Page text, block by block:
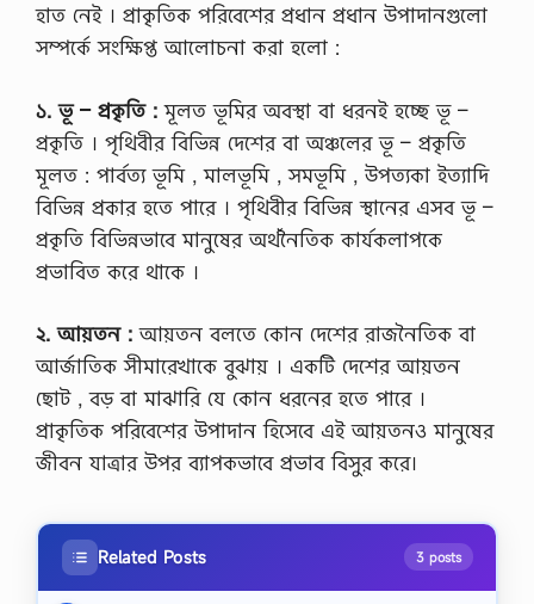
হাত নেই । প্রাকৃতিক পরিবেশের প্রধান প্রধান উপাদানগুলাে
সম্পর্কে সংক্ষিপ্ত আলােচনা করা হলাে :
১. ভূ – প্রকৃতি : মূলত ভূমির অবস্থা বা ধরনই হচ্ছে ভূ –
প্রকৃতি । পৃথিবীর বিভিন্ন দেশের বা অঞ্চলের ভূ – প্রকৃতি
মূলত : পার্বত্য ভূমি , মালভূমি , সমভূমি , উপত্যকা ইত্যাদি
বিভিন্ন প্রকার হতে পারে । পৃথিবীর বিভিন্ন স্থানের এসব ভূ –
প্রকৃতি বিভিন্নভাবে মানুষের অর্থনৈতিক কার্যকলাপকে
প্রভাবিত করে থাকে ।
২. আয়তন : আয়তন বলতে কোন দেশের রাজনৈতিক বা
আর্জাতিক সীমারেখাকে বুঝায় । একটি দেশের আয়তন
ছােট , বড় বা মাঝারি যে কোন ধরনের হতে পারে ।
প্রাকৃতিক পরিবেশের উপাদান হিসেবে এই আয়তনও মানুষের
জীবন যাত্রার উপর ব্যাপকভাবে প্রভাব বিসুর করে।
Related Posts 3 posts